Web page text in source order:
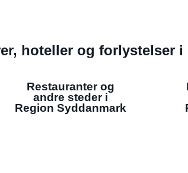
hoteller og forlystelser
Restauranter og
andre steder i
Region Syddanmark